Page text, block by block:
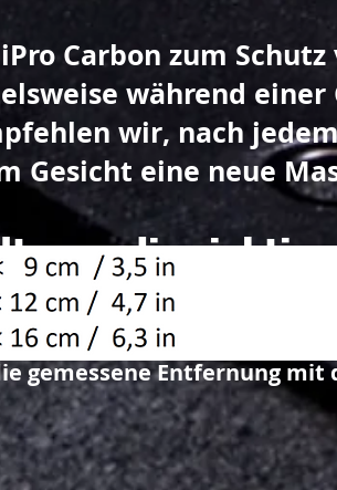
Carbon zum
während
wir, nach
Gesicht eine neue
man die
(in cm) den im Bild
gemessene Entfernung